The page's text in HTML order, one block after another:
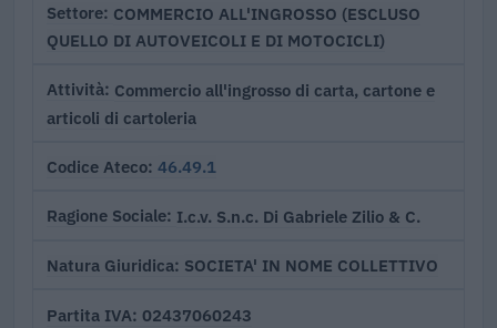
Settore COMMERCIO ALL'INGROSSO (ESCLUSO
QUELLO DI AUTOVEICOLI E DI MOTOCICLI)
Attività Commercio all'ingrosso di carta, cartone e
articoli di cartoleria
Codice Ateco 46.49.1
Ragione Sociale I.c.v. S.n.c. Di Gabriele Zilio & C.
Natura Giuridica SOCIETA' IN NOME COLLETTIVO
Partita IVA 02437060243